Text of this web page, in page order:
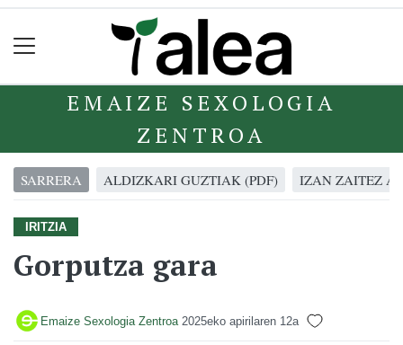
EMAIZE SEXOLOGIA
ZENTROA
SARRERA ALDIZKARI GUZTIAK (PDF) IZAN ZAITEZ
IRITZIA
Gorputza gara
Emaize Sexologia Zentroa 2025eko apirilaren 12a